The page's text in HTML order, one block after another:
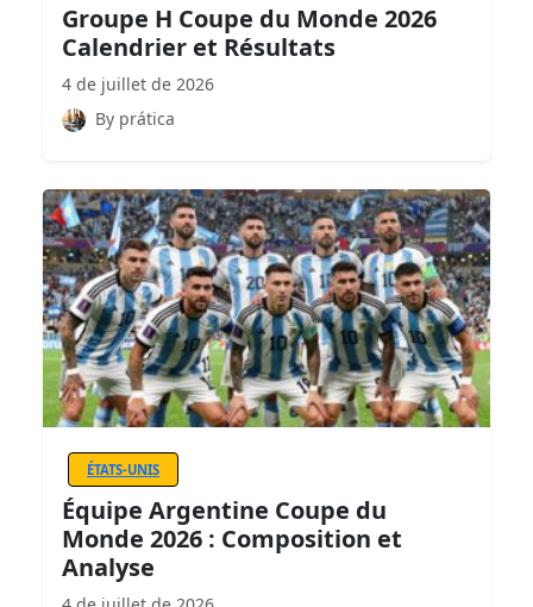
Groupe H Coupe du Monde 2026
Calendrier et Résultats
4 de juillet de 2026
By prática
ÉTATS-UNIS
Équipe Argentine Coupe du
Monde 2026 : Composition et
Analyse